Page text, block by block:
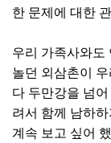
한 문제에 대한
우리 가족사와도
놀던 외삼촌이
다 두만강을 넘
려서 함께 남하
계속 보고 싶어